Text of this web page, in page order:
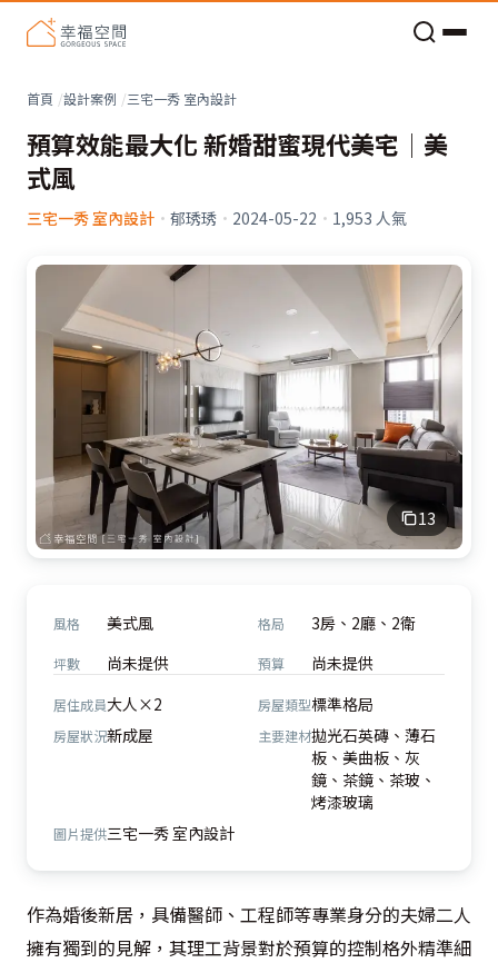
首頁 設計案例 三宅一秀 室內設計
預算效能最大化 新婚甜蜜現代美宅│美
式風
三宅一秀 室內設計 · 郁琇琇 · 2024-05-22 · 1,953 人氣
13
風格 美式風 格局 3房、2廳、2衛
坪數 尚未提供 預算 尚未提供
居住成員大人×2 房屋類型標準格局
房屋狀況新成屋 主要建材拋光石英磚、薄石
板、美曲板、灰
鏡、茶鏡、茶玻、
烤漆玻璃
圖片提供三宅一秀 室內設計
作為婚後新居，具備醫師、工程師等專業身分的夫婦二人
擁有獨到的見解，其理工背景對於預算的控制格外精準細